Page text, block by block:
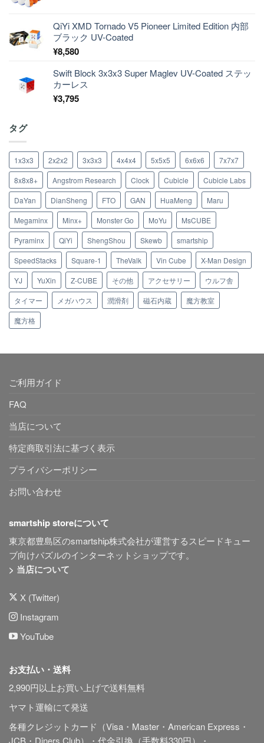
QiYi XMD Tornado V5 Pioneer Limited Edition 内部
ブラック UV-Coated
¥8,580
Swift Block 3x3x3 Super Maglev UV-Coated ステッ
カーレス
¥3,795
タグ
1x3x3 2x2x2 3x3x3 4x4x4 5x5x5 6x6x6
7x7x7
8x8x8+
Angstrom Research Clock Cubicle
Cubicle Labs
DaYan
DianSheng FTO GAN HuaMeng
Maru
Megaminx
Minx+ Monster Go MoYu
MsCUBE
Pyraminx
QiYi ShengShou Skewb
smartship
SpeedStacks
Square-1 TheValk Vin Cube
X-Man Design
YJ
YuXin Z-CUBE その他 アクセサリー
ウルフ舎
タイマー
メガハウス 潤滑剤 磁石内蔵
魔方教室
魔方格
ご利用ガイド
FAQ
当店について
特定商取引法に基づく表示
プライバシーポリシー
お問い合わせ
smartship storeについて
東京都豊島区のsmartship株式会社が運営するスピードキュー
ブ向けパズルのインターネットショップです。
> 当店について
X (Twitter)
Instagram
YouTube
お支払い・送料
2,990円以上お買い上げで送料無料
ヤマト運輸にて発送
各種クレジットカード（Visa・Master・American Express・